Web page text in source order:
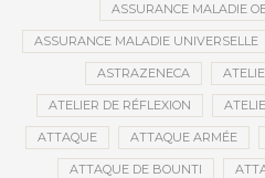
ASSURANCE MALADIE
ASSURANCE MALADIE UNIVERSELLE
ASTRAZENECA
ATELIER DE RÉFLEXION
ATTAQUE ATTAQUE ARMÉE
ATTAQUE DE BOUNTI